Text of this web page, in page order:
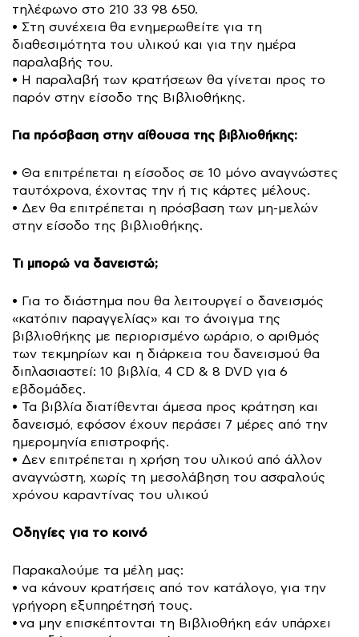
τηλέφωνο στο 210 33 98 650.
• Στη συνέχεια θα ενημερωθείτε για τη
διαθεσιμότητα του υλικού και για την ημέρα
παραλαβής του.
• Η παραλαβή των κρατήσεων θα γίνεται προς το
παρόν στην είσοδο της Βιβλιοθήκης.
Για πρόσβαση στην αίθουσα της βιβλιοθήκης:
• Θα επιτρέπεται η είσοδος σε 10 μόνο αναγνώστες
ταυτόχρονα, έχοντας την ή τις κάρτες μέλους.
• Δεν θα επιτρέπεται η πρόσβαση των μη-μελών
στην είσοδο της βιβλιοθήκης.
Τι μπορώ να δανειστώ;
• Για το διάστημα που θα λειτουργεί ο δανεισμός
«κατόπιν παραγγελίας» και το άνοιγμα της
βιβλιοθήκης με περιορισμένο ωράριο, ο αριθμός
των τεκμηρίων και η διάρκεια του δανεισμού θα
διπλασιαστεί: 10 βιβλία, 4 CD & 8 DVD για 6
εβδομάδες.
• Τα βιβλία διατίθενται άμεσα προς κράτηση και
δανεισμό, εφόσον έχουν περάσει 7 μέρες από την
ημερομηνία επιστροφής.
• Δεν επιτρέπεται η χρήση του υλικού από άλλον
αναγνώστη, χωρίς τη μεσολάβηση του ασφαλούς
χρόνου καραντίνας του υλικού
Οδηγίες για το κοινό
Παρακαλούμε τα μέλη μας:
• να κάνουν κρατήσεις από τον κατάλογο, για την
γρήγορη εξυπηρέτησή τους.
• να μην επισκέπτονται τη Βιβλιοθήκη εάν υπάρχει